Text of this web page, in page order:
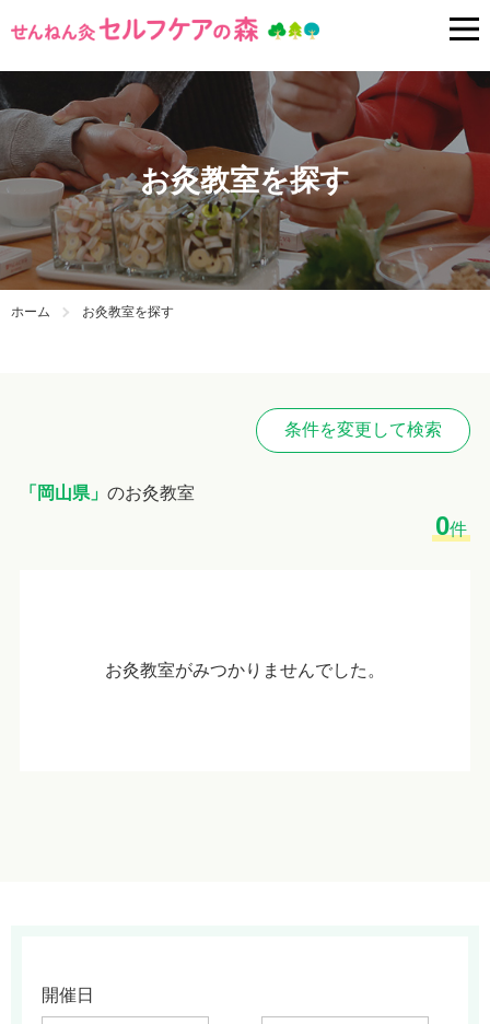
お灸教室を探す
ホーム お灸教室を探す
条件を変更して検索
「岡山県」 のお灸教室
0件
お灸教室がみつかりませんでした。
開催日